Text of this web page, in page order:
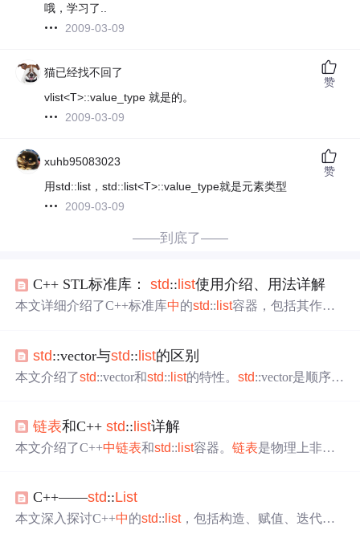
哦，学习了..
2009-03-09
猫已经找不回了
vlist<T>::value_type 就是的。
2009-03-09
赞
xuhb95083023
用std::list，std::list<T>::value_type就是元素类型
2009-03-09
赞
——到底了——
C++ STL标准库：std:: list使用介绍、用法详解
本文详细介绍了C++标准库中的std:: list容器，包括其作为
换、插入与删除操作、运算符函数、排序和去重方法。通
过示例代码展示了std::list的各种功能和用法。
std::vector与std::list的区别
本文介绍了std::vector和std:: list的特性。std::vector是顺序容
率高，却不适合随机访问。二者分别强调随机存取和插入
删除的效率。
链表和C++std::list详解
本文介绍了C++中链表和std:: list容器。链表是物理上非连
用法，最后总结了list容器的优势和劣势。
C++——std::List
本文深入探讨C++中的std:: list，包括构造、赋值、迭代